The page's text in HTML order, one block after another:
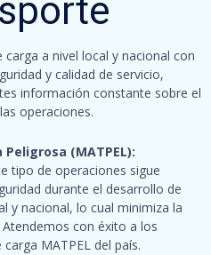
a nivel local y nacional con
y calidad de servicio,
información constante sobre el
operaciones.
(MATPEL):
tipo de operaciones sigue
durante el desarrollo de
y nacional, lo cual minimiza la
con éxito a los
MATPEL del país.